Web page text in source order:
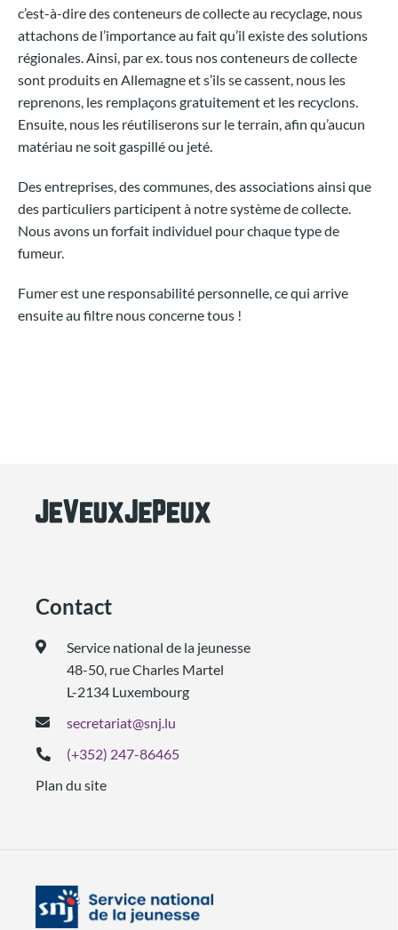
c’est-à-dire des conteneurs de collecte au recyclage, nous
attachons de l’importance au fait qu’il existe des solutions
régionales. Ainsi, par ex. tous nos conteneurs de collecte
sont produits en Allemagne et s’ils se cassent, nous les
reprenons, les remplaçons gratuitement et les recyclons.
Ensuite, nous les réutiliserons sur le terrain, afin qu’aucun
matériau ne soit gaspillé ou jeté.
Des entreprises, des communes, des associations ainsi que
des particuliers participent à notre système de collecte.
Nous avons un forfait individuel pour chaque type de
fumeur.
Fumer est une responsabilité personnelle, ce qui arrive
ensuite au filtre nous concerne tous !
Contact
Service national de la jeunesse
48-50, rue Charles Martel
L-2134 Luxembourg
secretariat@snj.lu
(+352) 247-86465
Plan du site